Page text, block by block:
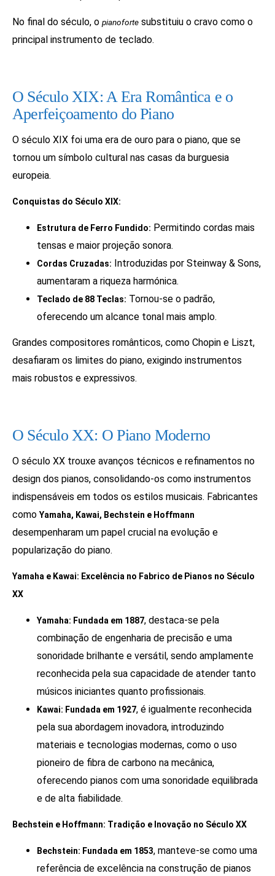
No final do século, o pianoforte substituiu o cravo como o
principal instrumento de teclado.
O Século XIX: A Era Romântica e o
Aperfeiçoamento do Piano
O século XIX foi uma era de ouro para o piano, que se
tornou um símbolo cultural nas casas da burguesia
europeia.
Conquistas do Século XIX:
Estrutura de Ferro Fundido: Permitindo cordas mais
tensas e maior projeção sonora.
Cordas Cruzadas: Introduzidas por Steinway & Sons,
aumentaram a riqueza harmónica.
Teclado de 88 Teclas: Tornou-se o padrão,
oferecendo um alcance tonal mais amplo.
Grandes compositores românticos, como Chopin e Liszt,
desafiaram os limites do piano, exigindo instrumentos
mais robustos e expressivos.
O Século XX: O Piano Moderno
O século XX trouxe avanços técnicos e refinamentos no
design dos pianos, consolidando-os como instrumentos
indispensáveis em todos os estilos musicais. Fabricantes
como Yamaha, Kawai, Bechstein e Hoffmann
desempenharam um papel crucial na evolução e
popularização do piano.
Yamaha e Kawai: Excelência no Fabrico de Pianos no Século
XX
Yamaha: Fundada em 1887, destaca-se pela
combinação de engenharia de precisão e uma
sonoridade brilhante e versátil, sendo amplamente
reconhecida pela sua capacidade de atender tanto
músicos iniciantes quanto profissionais.
Kawai: Fundada em 1927, é igualmente reconhecida
pela sua abordagem inovadora, introduzindo
materiais e tecnologias modernas, como o uso
pioneiro de fibra de carbono na mecânica,
oferecendo pianos com uma sonoridade equilibrada
e de alta fiabilidade.
Bechstein e Hoffmann: Tradição e Inovação no Século XX
Bechstein: Fundada em 1853, manteve-se como uma
referência de excelência na construção de pianos